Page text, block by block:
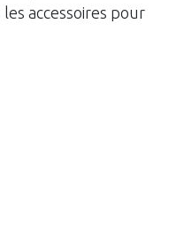
accessoires pour